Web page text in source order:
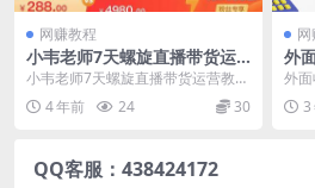
网赚教程
小韦老师7天螺‮直旋‬播带货运
营教‮细学‬节版，7天螺旋正‮自
价‬然流起号
小韦老师7天螺‮直旋‬播带货运营教‮细
学‬节版，7天螺旋正‮自价‬然流起号 7
天...4 年前 24 30
外
玩
【
外
游
一 3
QQ客服：438424172